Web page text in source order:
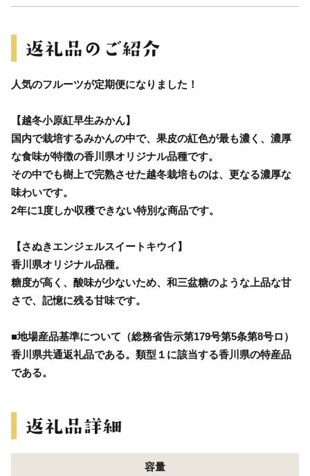
人気のフルーツが定期便になりました！
【越冬小原紅早生みかん】
国内で栽培するみかんの中で、果皮の紅色が最も濃く、濃厚
な食味が特徴の香川県オリジナル品種です。
その中でも樹上で完熟させた越冬栽培ものは、更なる濃厚な
味わいです。
2年に1度しか収穫できない特別な商品です。
【さぬきエンジェルスイートキウイ】
香川県オリジナル品種。
糖度が高く、酸味が少ないため、和三盆糖のような上品な甘
さで、記憶に残る甘味です。
■地場産品基準について（総務省告示第179号第5条第8号ロ）
香川県共通返礼品である。類型１に該当する香川県の特産品
である。
容量